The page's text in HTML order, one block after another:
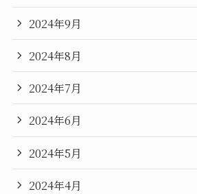
2024年9月
2024年8月
2024年7月
2024年6月
2024年5月
2024年4月